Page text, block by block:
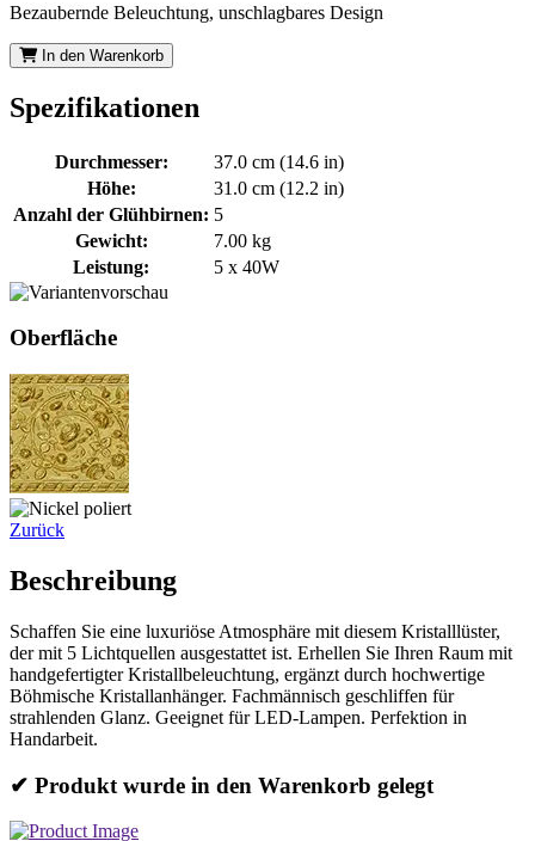
Bezaubernde Beleuchtung, unschlagbares Design
In den Warenkorb
Spezifikationen
Durchmesser:
37.0 cm (14.6 in)
Höhe:
31.0 cm (12.2 in)
Anzahl der Glühbirnen: 5
Gewicht:
7.00 kg
Leistung:
5 x 40W
Oberfläche
Zurück
Beschreibung
Schaffen Sie eine luxuriöse Atmosphäre mit diesem Kristalllüster,
der mit 5 Lichtquellen ausgestattet ist. Erhellen Sie Ihren Raum mit
handgefertigter Kristallbeleuchtung, ergänzt durch hochwertige
Böhmische Kristallanhänger. Fachmännisch geschliffen für
strahlenden Glanz. Geeignet für LED-Lampen. Perfektion in
Handarbeit.
✔ Produkt wurde in den Warenkorb gelegt